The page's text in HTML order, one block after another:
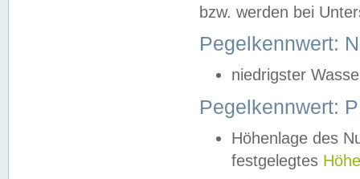
bzw. werden bei
Pegelkennwert:
niedrigster
Pegelkennwert:
Höhenlage des
festgelegtes